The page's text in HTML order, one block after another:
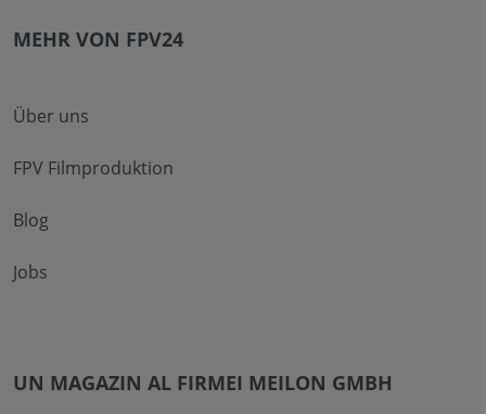
MEHR VON FPV24
Über uns
FPV Filmproduktion
Blog
Jobs
UN MAGAZIN AL FIRMEI MEILON GMBH